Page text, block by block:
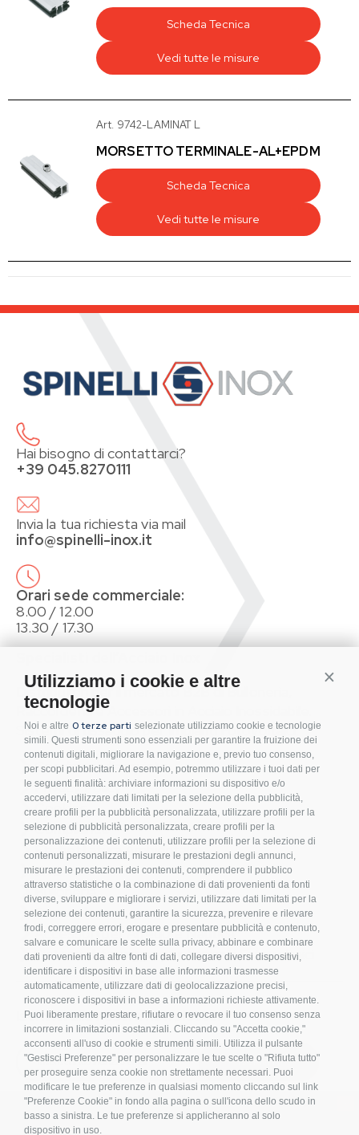
Utilizziamo i cookie e altre
tecnologie
Noi e altre 0 terze parti selezionate utilizziamo cookie e tecnologie
simili. Questi strumenti sono essenziali per garantire la fruizione dei
contenuti digitali, migliorare la navigazione e, previo tuo consenso,
per scopi pubblicitari. Ad esempio, potremmo utilizzare i tuoi dati per
le seguenti finalità: archiviare informazioni su dispositivo e/o
accedervi, utilizzare dati limitati per la selezione della pubblicità,
creare profili per la pubblicità personalizzata, utilizzare profili per la
selezione di pubblicità personalizzata, creare profili per la
personalizzazione dei contenuti, utilizzare profili per la selezione di
contenuti personalizzati, misurare le prestazioni degli annunci,
misurare le prestazioni dei contenuti, comprendere il pubblico
attraverso statistiche o la combinazione di dati provenienti da fonti
diverse, sviluppare e migliorare i servizi, utilizzare dati limitati per la
selezione dei contenuti, garantire la sicurezza, prevenire e rilevare
frodi, correggere errori, erogare e presentare pubblicità e contenuto,
salvare e comunicare le scelte sulla privacy, abbinare e combinare
dati provenienti da altre fonti di dati, collegare diversi dispositivi,
identificare i dispositivi in base alle informazioni trasmesse
automaticamente, utilizzare dati di geolocalizzazione precisi,
riconoscere i dispositivi in base a informazioni richieste attivamente.
Puoi liberamente prestare, rifiutare o revocare il tuo consenso senza
incorrere in limitazioni sostanziali. Cliccando su "Accetta cookie,"
acconsenti all'uso di cookie e strumenti simili. Utilizza il pulsante
"Gestisci Preferenze" per personalizzare le tue scelte o "Rifiuta tutto"
per proseguire senza cookie non strettamente necessari. Puoi
modificare le tue preferenze in qualsiasi momento cliccando sul link
"Preferenze Cookie" in fondo alla pagina o sull'icona dello scudo in
basso a sinistra. Le tue preferenze si applicheranno al solo
dispositivo in uso.
Scheda Tecnica
Vedi tutte le misure
Art. 9742-LAMINAT L
MORSETTO TERMINALE-AL+EPDM
Scheda Tecnica
Vedi tutte le misure
Hai bisogno di contattarci?
+39 045.8270111
Invia la tua richiesta via mail
info@spinelli-inox.it
Orari sede commerciale:
8.00 / 12.00
13.30 / 17.30
Distributori per il mercato B2B di Bulloneria,
Raccorderia e Accessori in Acciaio Inossidabile.
Sistemi di fissaggio per Impianti Fotovoltaici.
Condizioni d’acquisto
Privacy Policy
Cookies
Compliance
Etichettatura Ambientale
FAQ
Bulloneria
Raccorderia
Accessori per Arredo e Nautica
Sistemi di fissaggio per Impianti Fotovoltaici
Iscriviti alla nostra newsletter!
ISCRIVITI